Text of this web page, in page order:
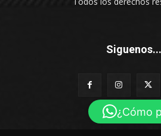
Siguenos...
¿Cómo